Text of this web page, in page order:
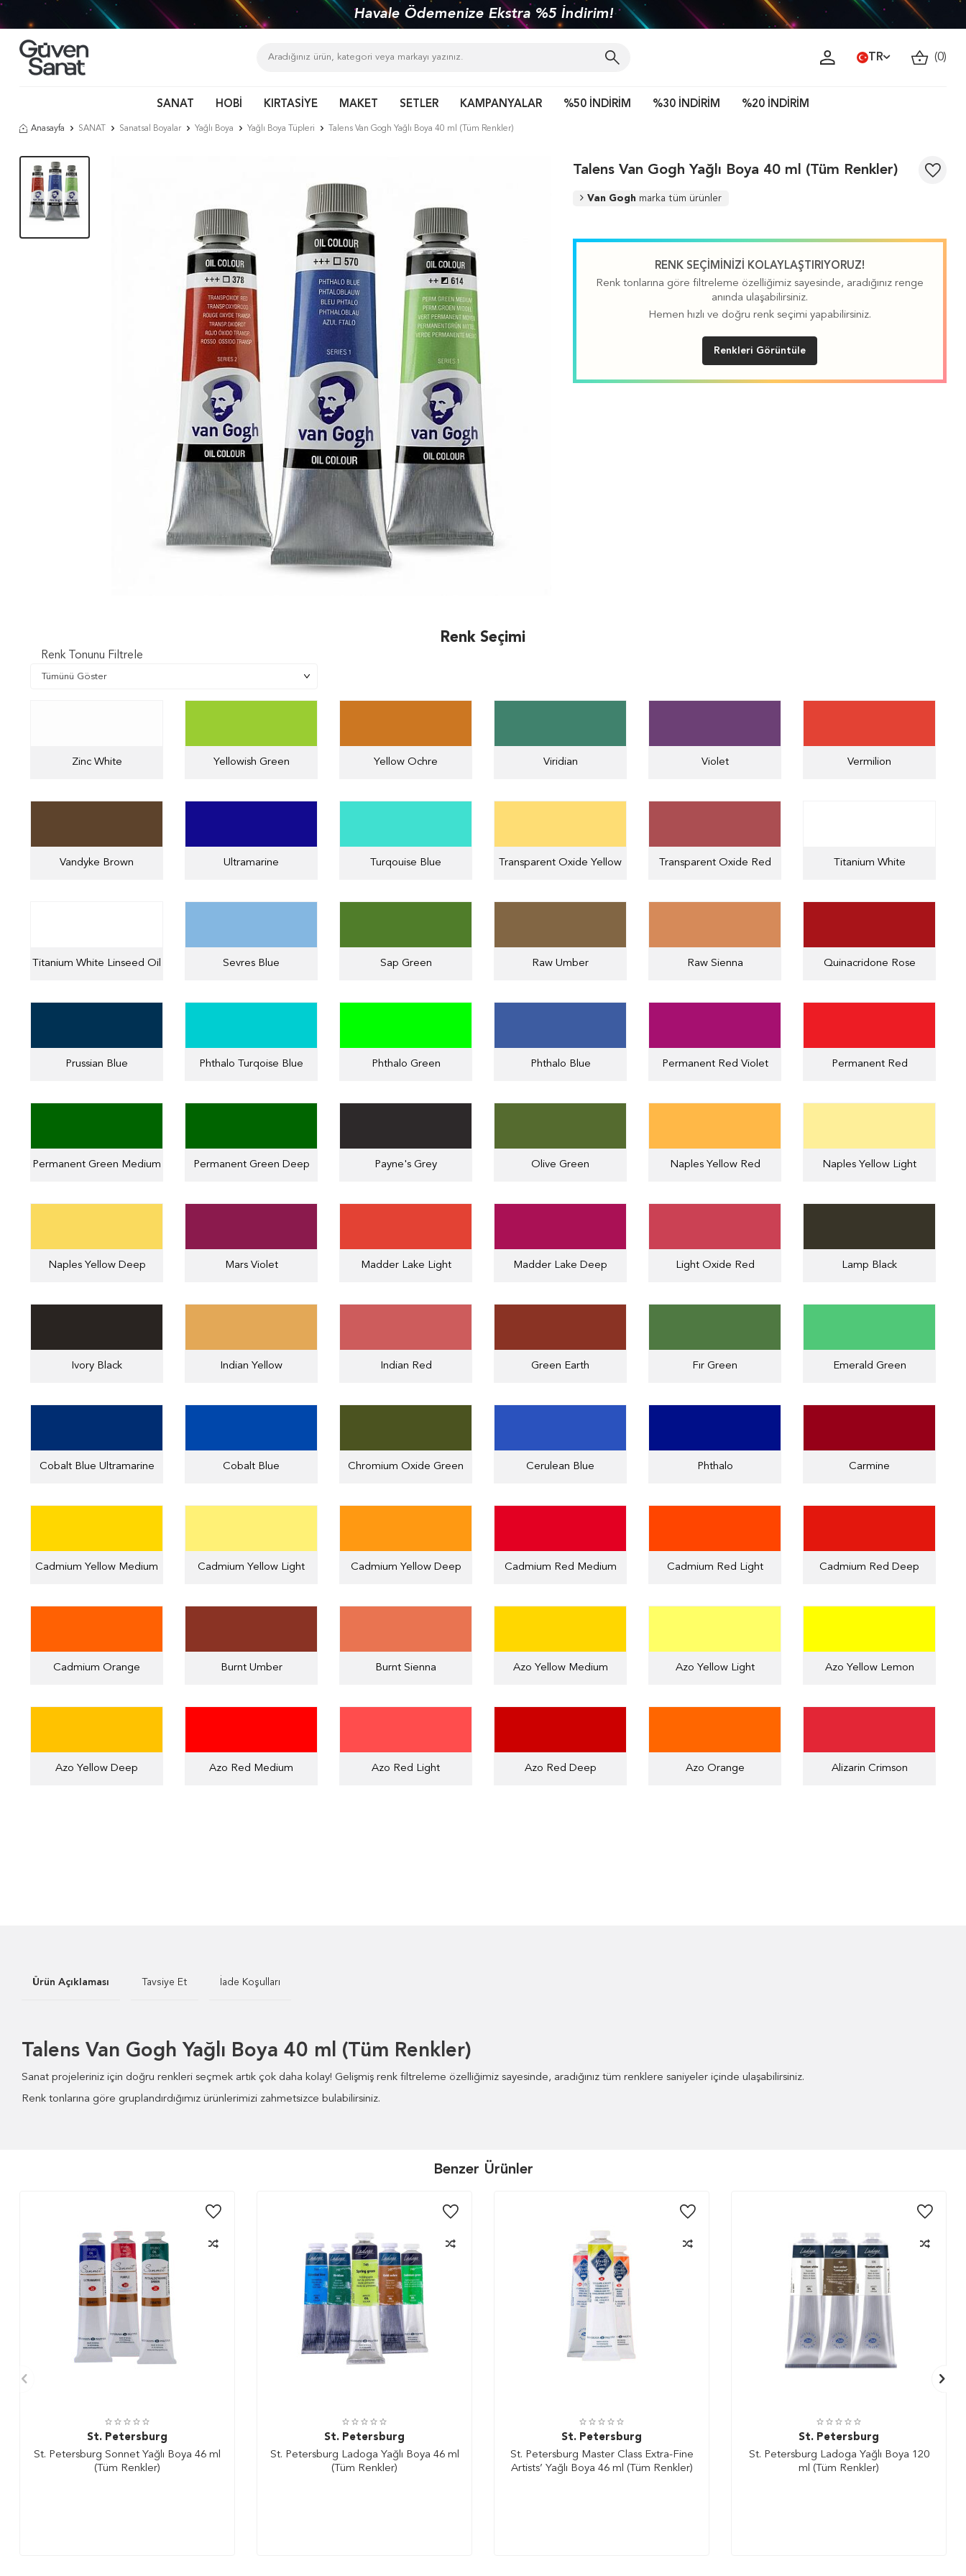
Türkiye'nin her yerine 1450 TL ve üzeri kargo bedava!
TR (0)
SANAT HOBİ KIRTASİYE MAKET SETLER KAMPANYALAR %50 İNDİRİM %30 İNDİRİM %20 İNDİRİM
Anasayfa SANAT Sanatsal Boyalar Yağlı Boya Yağlı Boya Tüpleri Talens Van Gogh Yağlı Boya 40 ml (Tüm Renkler)
Talens Van Gogh Yağlı Boya 40 ml (Tüm Renkler)
Van Gogh marka tüm ürünler
RENK SEÇİMİNİZİ KOLAYLAŞTIRIYORUZ!
Renk tonlarına göre filtreleme özelliğimiz sayesinde, aradığınız renge
anında ulaşabilirsiniz.
Hemen hızlı ve doğru renk seçimi yapabilirsiniz.
Renkleri Görüntüle
Renk Seçimi
Renk Tonunu Filtrele
Zinc White Yellowish Green Yellow Ochre Viridian Violet Vermilion
Vandyke Brown Ultramarine Turqouise Blue Transparent Oxide Yellow Transparent Oxide Red Titanium White
Titanium White Linseed Oil Sevres Blue Sap Green Raw Umber Raw Sienna Quinacridone Rose
Prussian Blue Phthalo Turqoise Blue Phthalo Green Phthalo Blue Permanent Red Violet Permanent Red
Permanent Green Medium Permanent Green Deep Payne's Grey Olive Green Naples Yellow Red Naples Yellow Light
Naples Yellow Deep Mars Violet Madder Lake Light Madder Lake Deep Light Oxide Red Lamp Black
Ivory Black Indian Yellow Indian Red Green Earth Fır Green Emerald Green
Cobalt Blue Ultramarine Cobalt Blue Chromium Oxide Green Cerulean Blue Phthalo Carmine
Cadmium Yellow Medium Cadmium Yellow Light Cadmium Yellow Deep Cadmium Red Medium Cadmium Red Light Cadmium Red Deep
Cadmium Orange Burnt Umber Burnt Sienna Azo Yellow Medium Azo Yellow Light Azo Yellow Lemon
Azo Yellow Deep Azo Red Medium Azo Red Light Azo Red Deep Azo Orange Alizarin Crimson
Ürün Açıklaması Tavsiye Et İade Koşulları
Talens Van Gogh Yağlı Boya 40 ml (Tüm Renkler)
Sanat projeleriniz için doğru renkleri seçmek artık çok daha kolay! Gelişmiş renk filtreleme özelliğimiz sayesinde, aradığınız tüm renklere saniyeler içinde ulaşabilirsiniz.
Renk tonlarına göre gruplandırdığımız ürünlerimizi zahmetsizce bulabilirsiniz.
Benzer Ürünler
St. Petersburg
St. Petersburg Sonnet Yağlı Boya 46 ml
(Tüm Renkler)
St. Petersburg
St. Petersburg Ladoga Yağlı Boya 46 ml
(Tüm Renkler)
St. Petersburg
St. Petersburg Master Class Extra-Fine
Artists’ Yağlı Boya 46 ml (Tüm Renkler)
St. Petersburg
St. Petersburg Ladoga Yağlı Boya 120
ml (Tüm Renkler)